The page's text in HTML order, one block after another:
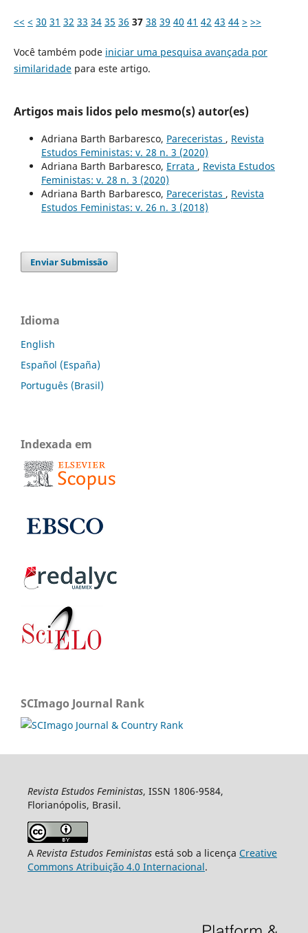
<< < 30 31 32 33 34 35 36 37 38 39 40 41 42 43 44 > >>
Você também pode iniciar uma pesquisa avançada por
similaridadepara este artigo.
Artigos mais lidos pelo mesmo(s) autor(es)
Adriana Barth Barbaresco, Pareceristas , Revista
Estudos Feministas: v. 28 n. 3 (2020)
Adriana Barth Barbaresco, Errata , Revista Estudos
Feministas: v. 28 n. 3 (2020)
Adriana Barth Barbaresco, Pareceristas , Revista
Estudos Feministas: v. 26 n. 3 (2018)
Enviar Submissão
Idioma
English
Español (España)
Português (Brasil)
Indexada em
SCImago Journal Rank
Revista Estudos Feministas, ISSN 1806-9584,
Florianópolis, Brasil.
A Revista Estudos Feministasestá sob a licença Creative
Commons Atribuição 4.0 Internacional.